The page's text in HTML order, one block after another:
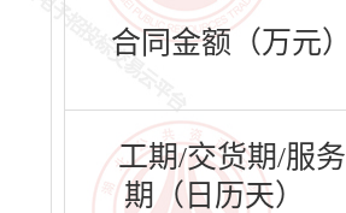
合同金额（万元）
工期/交货期/服务
期（日历天）